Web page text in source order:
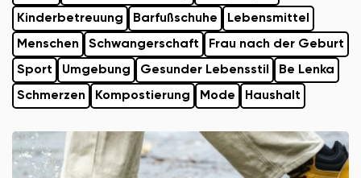
Kinderbetreuung
Barfußschuhe
Lebensmittel
Menschen
Schwangerschaft
Frau nach der Geburt
Sport
Umgebung Gesunder Lebensstil
Be Lenka
Schmerzen
Kompostierung Mode Haushalt